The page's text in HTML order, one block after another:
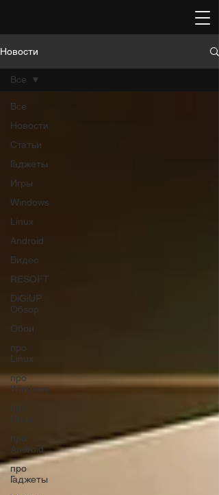
Новости
Все
Новости
Статьи
Гаджеты
Игры
Windows
Linux
Android
Видео
RESOFT
DiGiUP
Обзор
Обои
про
Linux
про
Windows
про
Игры
про
Android
про
Гаджеты
Все